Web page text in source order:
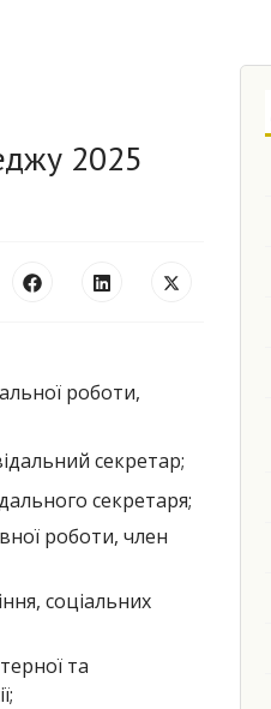
2025
роботи,
секретар;
секретаря;
роботи, член
соціальних
та